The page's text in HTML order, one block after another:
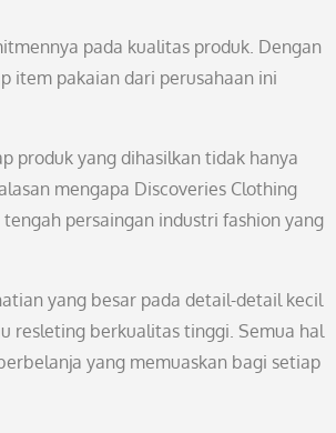
pada kualitas produk. Dengan
item pakaian dari perusahaan ini
produk yang dihasilkan tidak hanya
mengapa Discoveries Clothing
persaingan industri fashion yang
yang besar pada detail-detail kecil
resleting berkualitas tinggi. Semua hal
yang memuaskan bagi setiap